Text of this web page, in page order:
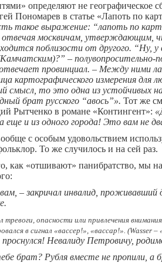
определяют не географическое
Пономарев в статье «Лапоть по
такое выражение: “лапоть по
отвечая москвичам, утверждающим,
поблизости от другого. “Ну,
– полувопросительно-
провинциал. – Между ними
картографического измерения для
смысл, то это одна из устойчивых
брат русского “авось”». Тот же
Рытченко в романе «Контингент»: «
еще и из одного города! Это вам не
с особым удовольствием
То же случилось и на сей раз.
как «отшивают» панибратство, мы
– закричал инвалид, проживавший
тревоги, опасности или привлечения
в сигнал «вассер!», «вассар!». (Wasser
Невалиду Петровичу,
брат? Рубля вместе не пропили, а